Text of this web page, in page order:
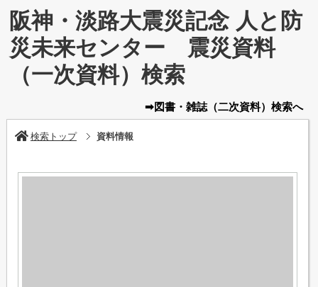
阪神・淡路大震災記念 人と防
災未来センター 震災資料
（一次資料）検索
➡図書・雑誌（二次資料） 検索へ
検索トップ 資料情報